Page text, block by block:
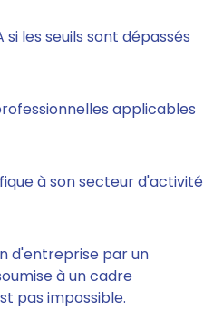
les seuils sont dépassés
applicables
à son secteur d'activité
d'entreprise par un
à un cadre
pas impossible.